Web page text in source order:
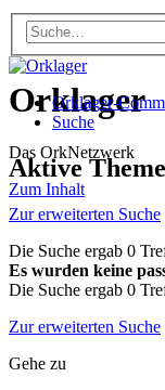
Orklager
Das OrkNetzwerk
Zum Inhalt
Orklager-
Suche
Aktive
Zur erweiterten Suche
Die Suche ergab 0
Es wurden keine
Die Suche ergab 0
Zur erweiterten Suche
Gehe zu